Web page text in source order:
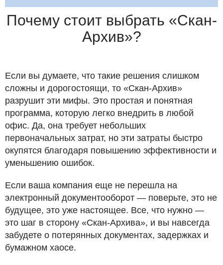
Почему стоит выбрать «Скан-
Архив»?
Если вы думаете, что такие решения слишком
сложны и дорогостоящи, то «Скан-Архив»
разрушит эти мифы. Это простая и понятная
программа, которую легко внедрить в любой
офис. Да, она требует небольших
первоначальных затрат, но эти затраты быстро
окупятся благодаря повышению эффективности и
уменьшению ошибок.
Если ваша компания еще не перешла на
электронный документооборот — поверьте, это не
будущее, это уже настоящее. Все, что нужно —
это шаг в сторону «Скан-Архива», и вы навсегда
забудете о потерянных документах, задержках и
бумажном хаосе.